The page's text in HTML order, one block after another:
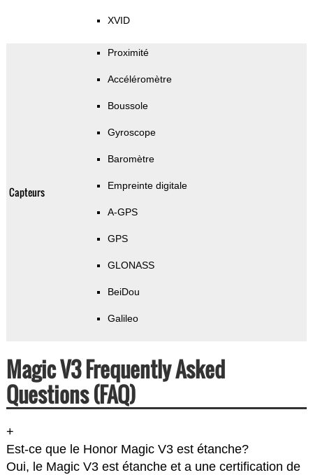
XVID
Capteurs
Proximité
Accéléromètre
Boussole
Gyroscope
Baromètre
Empreinte digitale
A-GPS
GPS
GLONASS
BeiDou
Galileo
Magic V3 Frequently Asked
Questions (FAQ)
+
Est-ce que le Honor Magic V3 est étanche?
Oui, le Magic V3 est étanche et a une certification de